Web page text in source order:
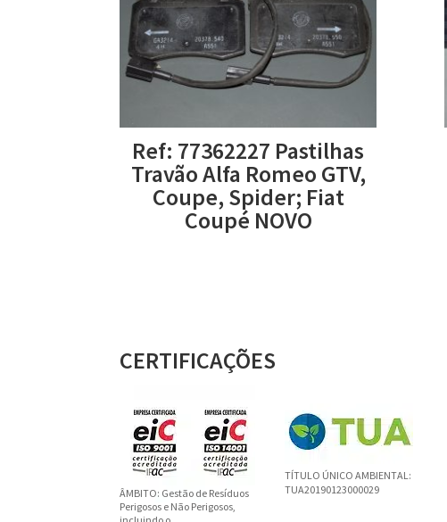
Ref: 77362227 Pastilhas
Travão Alfa Romeo GTV,
Coupe, Spider; Fiat
Coupé NOVO
CERTIFICAÇÕES
ÂMBITO: Gestão de Resíduos
Perigosos e Não Perigosos,
TÍTULO ÚNICO AMBIENTAL:
TUA20190123000029